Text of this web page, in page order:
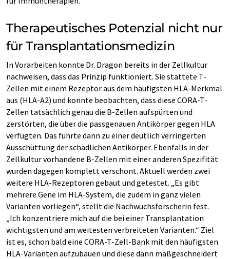
Therapeutisches Potenzial nicht nur
für Transplantationsmedizin
In Vorarbeiten konnte Dr. Dragon bereits in der Zellkultur
nachweisen, dass das Prinzip funktioniert. Sie stattete T-
Zellen mit einem Rezeptor aus dem häufigsten HLA-Merkmal
aus (HLA-A2) und konnte beobachten, dass diese CORA-T-
Zellen tatsächlich genau die B-Zellen aufspürten und
zerstörten, die über die passgenauen Antikörper gegen HLA
verfügten. Das führte dann zu einer deutlich verringerten
Ausschüttung der schädlichen Antikörper. Ebenfalls in der
Zellkultur vorhandene B-Zellen mit einer anderen Spezifität
wurden dagegen komplett verschont. Aktuell werden zwei
weitere HLA-Rezeptoren gebaut und getestet. „Es gibt
mehrere Gene im HLA-System, die zudem in ganz vielen
Varianten vorliegen“, stellt die Nachwuchsforscherin fest.
„Ich konzentriere mich auf die bei einer Transplantation
wichtigsten und am weitesten verbreiteten Varianten.“ Ziel
ist es, schon bald eine CORA-T-Zell-Bank mit den häufigsten
HLA-Varianten aufzubauen und diese dann maßgeschneidert